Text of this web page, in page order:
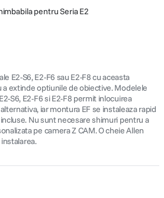
pentru Seria E2
E2-S6, E2-F6 sau E2-F8 cu aceasta
a extinde optiunile de obiective. Modelele
S6, E2-F6 si E2-F8 permit inlocuirea
iar montura EF se instaleaza rapid
Nu sunt necesare shimuri pentru a
pe camera Z CAM. O cheie Allen